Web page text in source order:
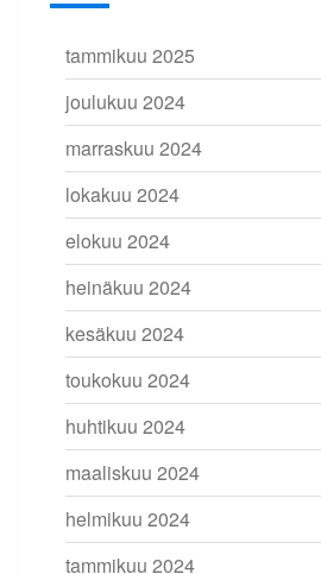
tammikuu 2025
joulukuu 2024
marraskuu 2024
lokakuu 2024
elokuu 2024
heinäkuu 2024
kesäkuu 2024
toukokuu 2024
huhtikuu 2024
maaliskuu 2024
helmikuu 2024
tammikuu 2024